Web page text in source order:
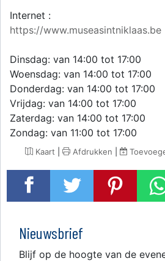
Internet :
https://www.museasintniklaas.be
Dinsdag: van 14:00 tot 17:00
Woensdag: van 14:00 tot 17:00
Donderdag: van 14:00 tot 17:00
Vrijdag: van 14:00 tot 17:00
Zaterdag: van 14:00 tot 17:00
Zondag: van 11:00 tot 17:00
Kaart | Afdrukken |
Nieuwsbrief
Blijf op de hoogte van de